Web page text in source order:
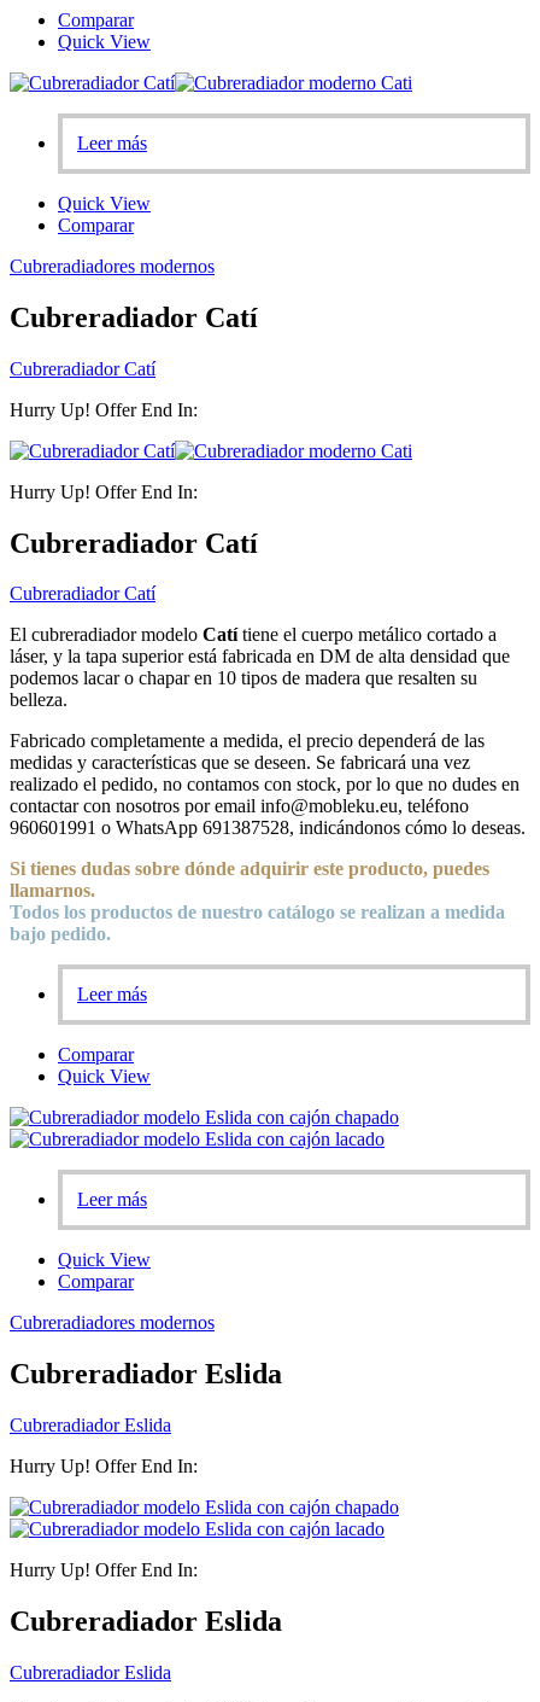
Comparar
Quick View
Leer más
Quick View
Comparar
Cubreradiadores modernos
Cubreradiador Catí
Cubreradiador Catí
Hurry Up! Offer End In:
Hurry Up! Offer End In:
Cubreradiador Catí
Cubreradiador Catí
El cubreradiador modelo Catítiene el cuerpo metálico cortado a
láser, y la tapa superior está fabricada en DM de alta densidad que
podemos lacar o chapar en 10 tipos de madera que resalten su
belleza.
Fabricado completamente a medida, el precio dependerá de las
medidas y características que se deseen. Se fabricará una vez
realizado el pedido, no contamos con stock, por lo que no dudes en
contactar con nosotros por email info@mobleku.eu, teléfono
960601991 o WhatsApp 691387528, indicándonos cómo lo deseas.
Si tienes dudas sobre dónde adquirir este producto, puedes
llamarnos.
Todos los productos de nuestro catálogo se realizan a medida
bajo pedido.
Leer más
Comparar
Quick View
Leer más
Quick View
Comparar
Cubreradiadores modernos
Cubreradiador Eslida
Cubreradiador Eslida
Hurry Up! Offer End In:
Hurry Up! Offer End In:
Cubreradiador Eslida
Cubreradiador Eslida